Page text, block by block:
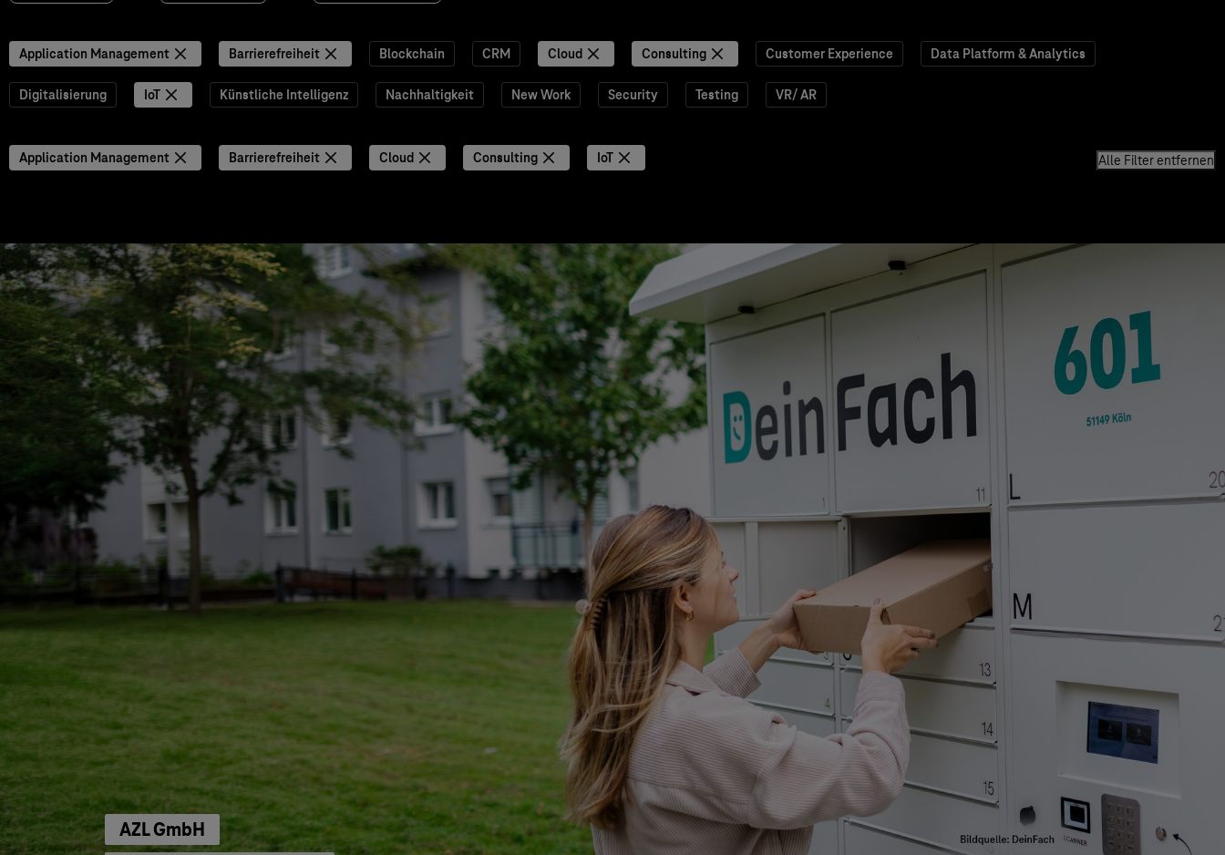
Application Management Barrierefreiheit Blockchain CRM Cloud Consulting Customer Experience Data Platform & Analytics
Digitalisierung IoT Künstliche Intelligenz Nachhaltigkeit New Work Security Testing VR/ AR
Application Management Barrierefreiheit Cloud Consulting IoT Alle Filter entfernen
AZL GmbH